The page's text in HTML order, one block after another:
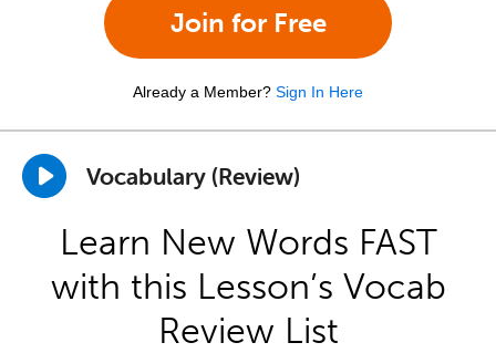
Join for Free
Already a Member? Sign In Here
Vocabulary (Review)
Learn New Words FAST
with this Lesson’s Vocab
Review List